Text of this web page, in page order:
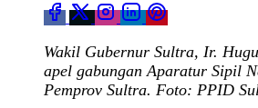
Wakil Gubernur Sultra, Ir.
apel gabungan Aparatur Sipil
Pemprov Sultra. Foto: PPID